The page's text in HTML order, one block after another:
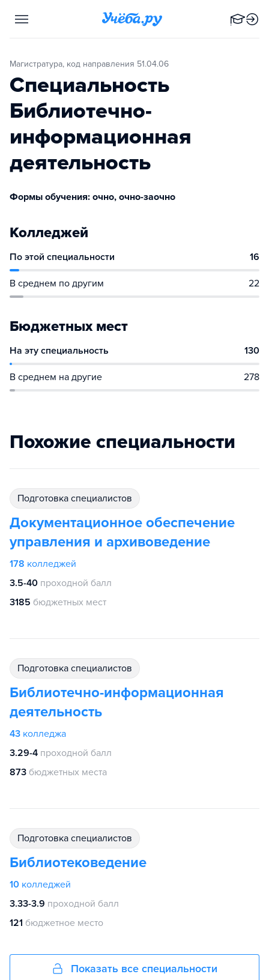
Магистратура, код направления 51.04.06
Специальность
Библиотечно-
информационная
деятельность
Формы обучения: очно, очно-заочно
Колледжей
По этой специальности 16
В среднем по другим 22
Бюджетных мест
На эту специальность 130
В среднем на другие 278
Похожие специальности
подготовка специалистов
Документационное обеспечение
управления и архивоведение
178 колледжей
3.5-40 проходной балл
3185 бюджетных мест
подготовка специалистов
Библиотечно-информационная
деятельность
43 колледжа
3.29-4 проходной балл
873 бюджетных места
подготовка специалистов
Библиотековедение
10 колледжей
3.33-3.9 проходной балл
121 бюджетное место
Показать все специальности